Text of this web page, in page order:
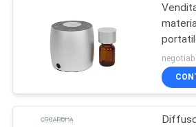
Diffusore di
batteria